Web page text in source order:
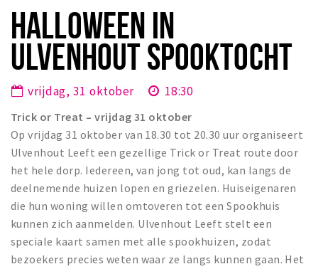
Bezienswaardigheden
Musea, theaters & podia
Uitjes & activiteiten
Toeristische routes
Natuurgebieden
Baroniepoorten
Sport
Inloggen
HALLOWEEN IN
ULVENHOUT SPOOKTOCHT
vrijdag, 31 oktober 18:30
Trick or Treat – vrijdag 31 oktober
Op vrijdag 31 oktober van 18.30 tot 20.30 uur organiseert
Ulvenhout Leeft een gezellige Trick or Treat route door
het hele dorp. Iedereen, van jong tot oud, kan langs de
deelnemende huizen lopen en griezelen. Huiseigenaren
die hun woning willen omtoveren tot een Spookhuis
kunnen zich aanmelden. Ulvenhout Leeft stelt een
speciale kaart samen met alle spookhuizen, zodat
bezoekers precies weten waar ze langs kunnen gaan. Het